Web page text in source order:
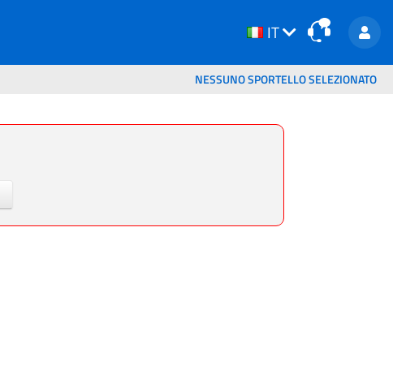
IT
IT
NESSUNO SPORTELLO SELEZIONATO